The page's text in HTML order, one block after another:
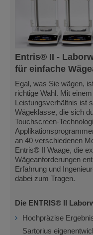
Entris® II -
für einfache
Egal, was Sie wägen,
richtige Wahl. Mit
Leistungsverhältnis ist
Wägeklasse, die sich
Touchscreen-
an 40 verschiedenen
Entris® II Waage, die
Wägeanforderungen
Erfahrung und
dabei zum Tragen.
Die ENTRIS® II
Hochpräzise
Sartorius